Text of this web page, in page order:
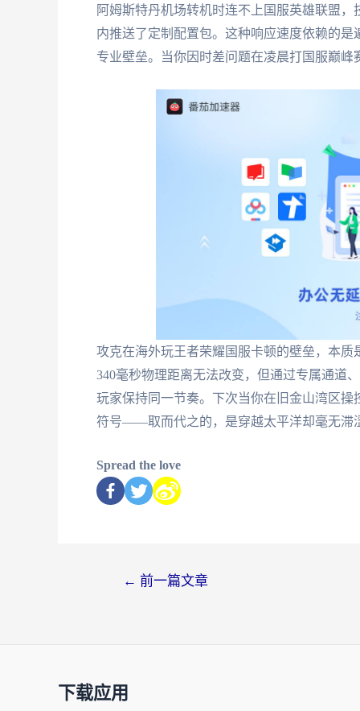
阿姆斯特丹机场转机时连不上国服英雄联盟
内推送了定制配置包。这种响应速度依赖的
专业壁垒。当你因时差问题在凌晨打国服巅
攻克在海外玩王者荣耀国服卡顿的壁垒，本
340毫秒物理距离无法改变，但通过专属通道
玩家保持同一节奏。下次当你在旧金山湾区
符号——取而代之的，是穿越太平洋却毫无滞
Spread the love
← 前一篇文章
下载应用